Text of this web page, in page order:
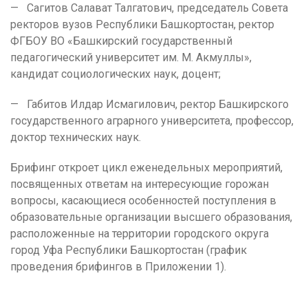
— Сагитов Салават Талгатович, председатель Совета
ректоров вузов Республики Башкортостан, ректор
ФГБОУ ВО «Башкирский государственный
педагогический университет им. М. Акмуллы»,
кандидат социологических наук, доцент;
— Габитов Илдар Исмагилович, ректор Башкирского
государственного аграрного университета, профессор,
доктор технических наук.
Брифинг откроет цикл еженедельных мероприятий,
посвященных ответам на интересующие горожан
вопросы, касающиеся особенностей поступления в
образовательные организации высшего образования,
расположенные на территории городского округа
город Уфа Республики Башкортостан (график
проведения брифингов в Приложении 1).